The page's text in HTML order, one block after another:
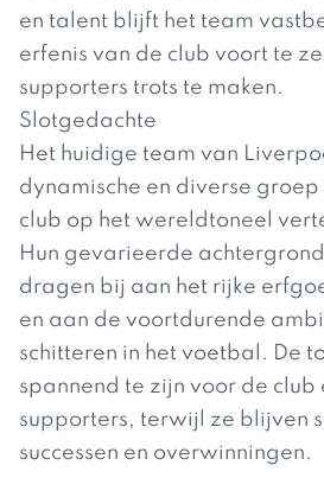
en talent blijft het team
erfenis van de club voort te
supporters trots te maken.
Slotgedachte
Het huidige team van
dynamische en diverse
club op het wereldtoneel
Hun gevarieerde
dragen bij aan het rijke
en aan de voortdurende
schitteren in het voetbal. De
spannend te zijn voor de club
supporters, terwijl ze blijven
successen en overwinningen.